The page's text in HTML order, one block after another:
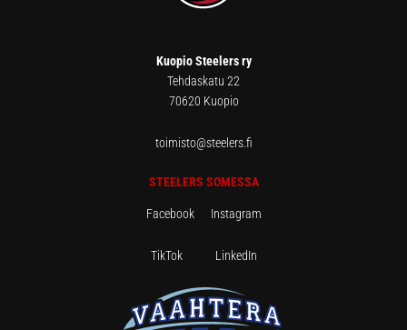
Kuopio Steelers ry
Tehdaskatu 22
70620 Kuopio
toimisto@steelers.fi
STEELERS SOMESSA
Facebook Instagram
TikTok LinkedIn